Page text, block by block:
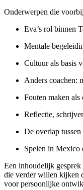
Onderwerpen die
Eva’s rol binnen
Mentale
Cultuur als basis
Anders coachen:
Fouten maken als
Reflectie,
De overlap
Spelen in Mexico
Een inhoudelijk gesprek
die verder willen kijken
voor persoonlijke